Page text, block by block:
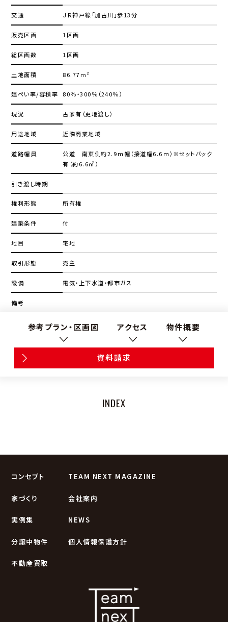
交通 ＪＲ神戸線「加古川」歩13分
販売区画 1区画
総区画数 1区画
土地面積 86.77m²
建ぺい率/容積率 80％・300％（240％）
現況 古家有（更地渡し）
用途地域 近隣商業地域
道路幅員
公道 南東側約2.9ｍ幅（接道幅6.6ｍ）※セットバック
有（約6.6㎡）
引き渡し時期
権利形態 所有権
建築条件 付
地目 宅地
取引形態 売主
設備 電気・上下水道・都市ガス
備考
参考プラン・区画図 アクセス 物件概要
資料請求
INDEX
コンセプト
家づくり
実例集
分譲中物件
不動産買取
TEAM NEXT MAGAZINE
会社案内
NEWS
個人情報保護方針